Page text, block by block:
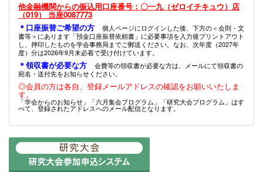
他金融機関からの振込用口座番号：〇一九（ゼロイチキュウ）店
（019） 当座0087773
＊口座振替ご希望の方
個人ページにログインした後、下方の＜会則・文
書等＞にあります「預金口座振替依頼書」に必要事項を入力後プリントアウト
し、押印したものを学会事務局までご郵送ください。なお、次年度（2027年
度）分は2026年9月末必着で受け付けています。
＊領収書が必要な方
会費等の領収書が必要な方は、メールにて領収書の
宛名・送付先をお知らせください。
◎会員の方は各自、登録メールアドレスの確認をお願いいたしま
す。
「学会からのお知らせ」「六月集会プログラム」「研究大会プログラム」はす
べて、登録されたアドレスへのメール配信となります。